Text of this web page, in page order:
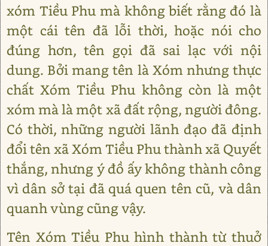
xóm Tiều Phu mà không biết rằng đó là
một cái tên đã lỗi thời, hoặc nói cho
đúng hơn, tên gọi đã sai lạc với nội
dung. Bởi mang tên là Xóm nhưng thực
chất Xóm Tiều Phu không còn là một
xóm mà là một xã đất rộng, người đông.
Có thời, những người lãnh đạo đã định
đổi tên xã Xóm Tiều Phu thành xã Quyết
thắng, nhưng ý đồ ấy không thành công
vì dân sở tại đã quá quen tên cũ, và dân
quanh vùng cũng vậy.
Tên Xóm Tiều Phu hình thành từ thuở